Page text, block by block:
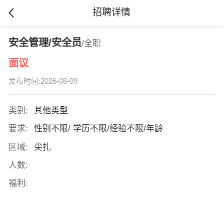
招聘详情
安全管理/安全员/全职
面议
发布时间:2026-08-09
类别:
其他类型
要求:
性别不限/ 学历不限/经验不限/年龄
区域:
尖扎
人数:
福利: